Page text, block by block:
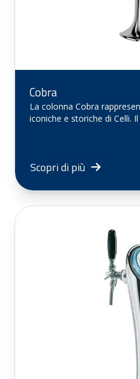
Cobra
La colonna Cobra
iconiche e storiche di Celli.
Scopri di più